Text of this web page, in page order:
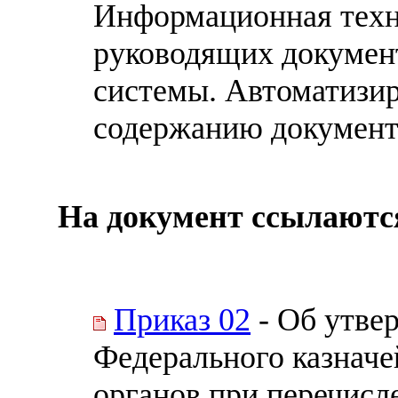
Информационная
руководящих
системы.
содержанию
На документ
Приказ 02 - Об
Федерального